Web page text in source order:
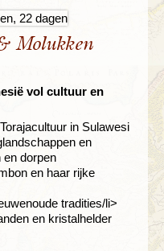
Molukken
vol cultuur en
in Sulawesi
en
en dorpen
en haar rijke
tradities/li>
en kristalhelder